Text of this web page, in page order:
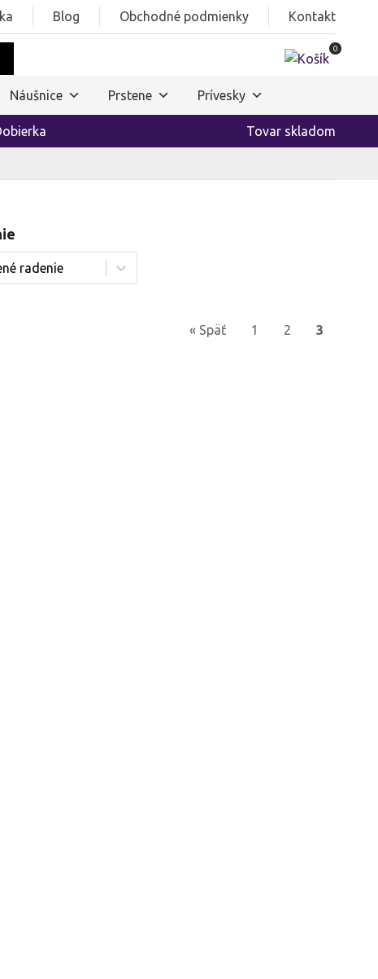
Blog Obchodné podmienky Kontakt
0
Náušnice Prstene Prívesky
Tovar skladom
« Späť 1 2 3